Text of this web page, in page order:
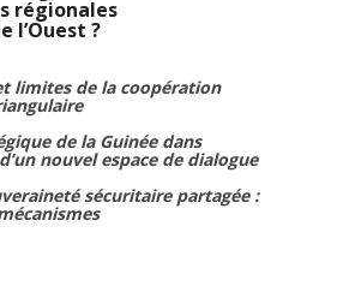
régionales
l’Ouest ?
limites de la coopération
de la Guinée dans
nouvel espace de dialogue
sécuritaire partagée :